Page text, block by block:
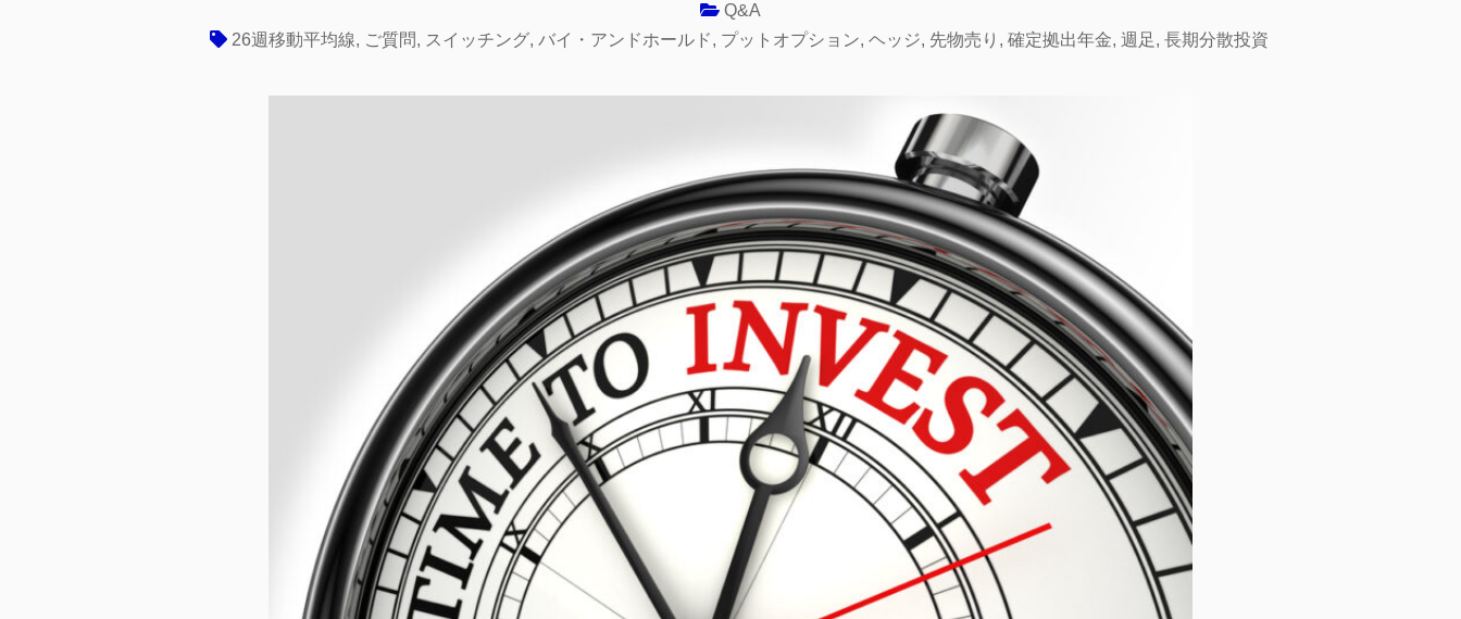
Q&A
26週移動平均線, ご質問, スイッチング, バイ・アンドホールド, プットオプション, ヘッジ, 先物売り , 確定拠出年金, 週足, 長期分散投資